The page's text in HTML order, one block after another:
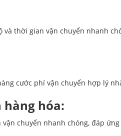
thời gian vận chuyển nhanh
cước phí vận chuyển hợp lý
hóa:
chuyển nhanh chóng, đáp